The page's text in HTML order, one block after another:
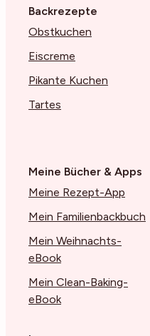
Backrezepte
Obstkuchen
Eiscreme
Pikante Kuchen
Tartes
Meine Bücher & Apps
Meine Rezept-App
Mein Familienbackbuch
Mein Weihnachts-
eBook
Mein Clean-Baking-
eBook